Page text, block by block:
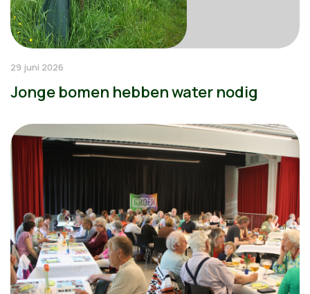
29 juni 2026
Jonge bomen hebben water nodig